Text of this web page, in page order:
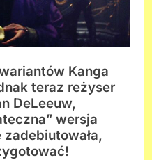
Kanga
teraz reżyser
DeLeeuw,
wersja